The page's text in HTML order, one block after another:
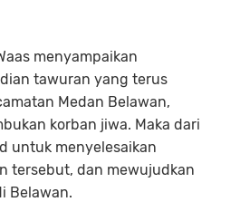
menyampaikan
tawuran yang terus
Medan Belawan,
korban jiwa. Maka dari
untuk menyelesaikan
tersebut, dan mewujudkan
Belawan.